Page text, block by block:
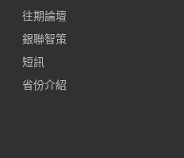
往期論壇
銀聯智策
短訊
省份介紹